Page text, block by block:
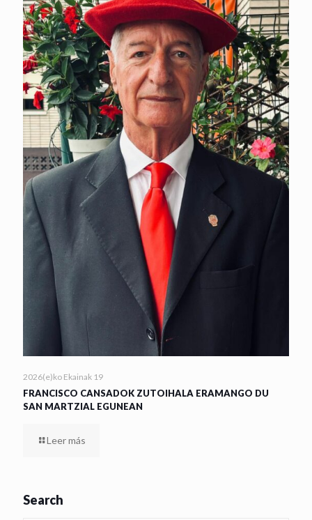
2026(e)ko Ekainak 19
FRANCISCO CANSADOK ZUTOIHALA ERAMANGO DU
SAN MARTZIAL EGUNEAN
Leer más
Search